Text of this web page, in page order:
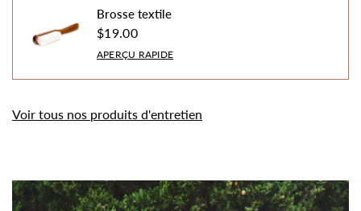
Brosse textile
$19.00
APERÇU RAPIDE
Voir tous nos produits d'entretien